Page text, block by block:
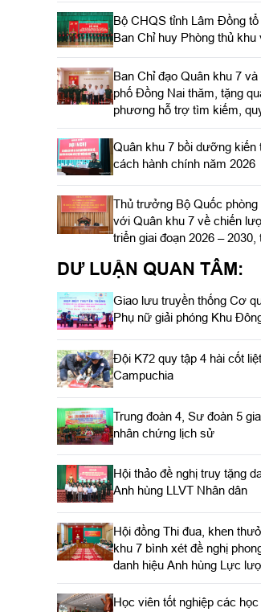
Bộ CHQS tỉnh Lâm Đồng
Ban Chỉ huy Phòng thủ khu
Ban Chỉ đạo Quân khu 7 và
phố Đồng Nai thăm, tặng
phương hỗ trợ tìm kiếm, quy
cốt liệt sĩ
Quân khu 7 bồi dưỡng kiến
cách hành chính năm 2026
Thủ trưởng Bộ Quốc phòng
với Quân khu 7 về chiến
triển giai đoạn 2026 –
cơ cấu lại doanh nghiệp
DƯ LUẬN QUAN TÂM:
Giao lưu truyền thống Cơ
Phụ nữ giải phóng Khu
Đội K72 quy tập 4 hài cốt
Campuchia
Trung đoàn 4, Sư đoàn 5
nhân chứng lịch sử
Hội thảo đề nghị truy tặng
Anh hùng LLVT Nhân dân
Hội đồng Thi đua, khen
khu 7 bình xét đề nghị
danh hiệu Anh hùng Lực
trang nhân dân
Học viên tốt nghiệp các học